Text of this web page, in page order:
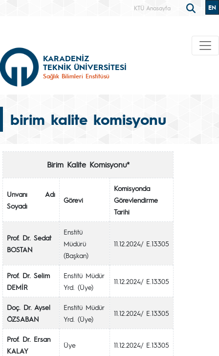
KTÜ Anasayfa EN
KARADENİZ
TEKNİK ÜNİVERSİTESİ
Sağlık Bilimleri Enstitüsü
birim kalite komisyonu
Birim Kalite Komisyonu*
Unvanı Adı
Soyadı
Görevi
Komisyonda
Görevlendirme
Tarihi
Prof. Dr. Sedat
BOSTAN
Enstitü
Müdürü
(Başkan)
11.12.2024/ E.13305
Prof. Dr. Selim
DEMİR
Enstitü Müdür
Yrd. (Üye)
11.12.2024/ E.13305
Doç. Dr. Aysel
ÖZSABAN
Enstitü Müdür
Yrd. (Üye)
11.12.2024/ E.13305
Prof. Dr. Ersan
KALAY
Üye 11.12.2024/ E.13305